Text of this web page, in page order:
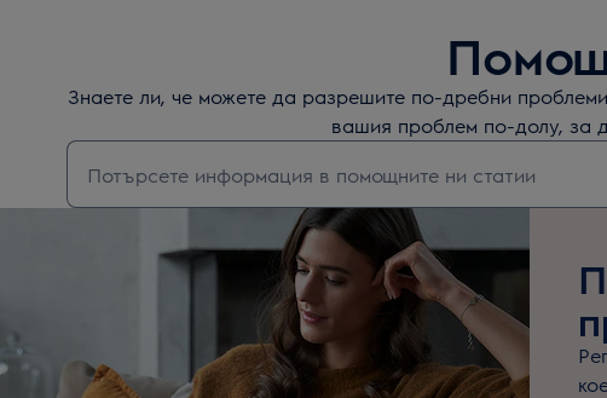
Знаете ли, че можете да разрешите по-дребни
вашия проблем по-долу, за
Въведете текст за да потърсите статии за